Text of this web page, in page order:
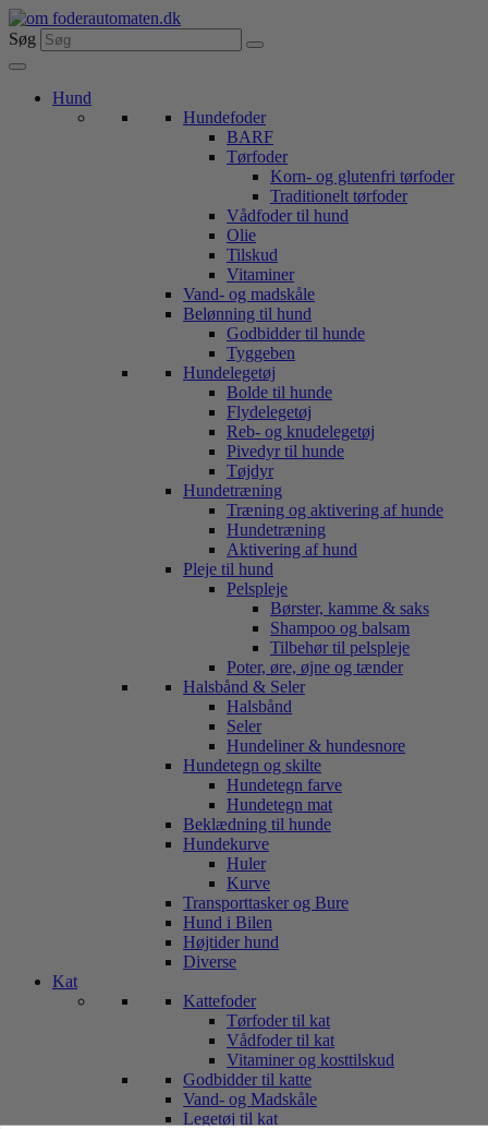
Videre
til
indhold
Søg
Hund
Hundefoder
BARF
Tørfoder
Korn- og glutenfri tørfoder
Traditionelt tørfoder
Vådfoder til hund
Olie
Tilskud
Vitaminer
Vand- og madskåle
Belønning til hund
Godbidder til hunde
Tyggeben
Hundelegetøj
Bolde til hunde
Flydelegetøj
Reb- og knudelegetøj
Pivedyr til hunde
Tøjdyr
Hundetræning
Træning og aktivering af hunde
Hundetræning
Aktivering af hund
Pleje til hund
Pelspleje
Børster, kamme & saks
Shampoo og balsam
Tilbehør til pelspleje
Poter, øre, øjne og tænder
Halsbånd & Seler
Halsbånd
Seler
Hundeliner & hundesnore
Hundetegn og skilte
Hundetegn farve
Hundetegn mat
Beklædning til hunde
Hundekurve
Huler
Kurve
Transporttasker og Bure
Hund i Bilen
Højtider hund
Diverse
Kat
Kattefoder
Tørfoder til kat
Vådfoder til kat
Vitaminer og kosttilskud
Godbidder til katte
Vand- og Madskåle
Legetøj til kat